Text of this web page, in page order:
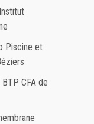
Piscine et
CFA de